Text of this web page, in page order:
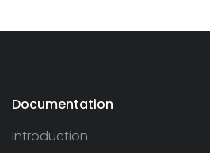
Documentation
Introduction